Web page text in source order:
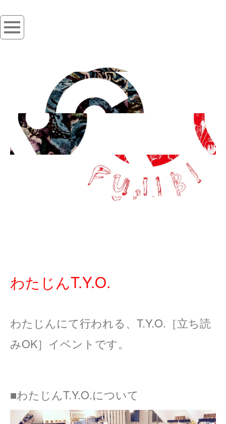
わたじんT.Y.O.
わたじんにて行われる、T.Y.O.［立ち読
みOK］イベントです。
■わたじんT.Y.O.について